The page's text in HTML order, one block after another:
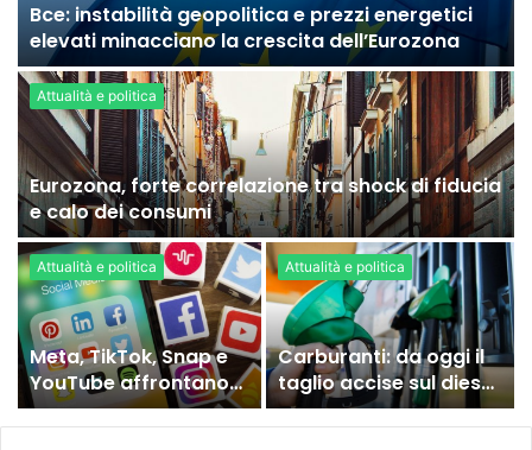
Bce: instabilità geopolitica e prezzi energetici
elevati minacciano la crescita dell’Eurozona
Attualità e politica
Eurozona, forte correlazione tra shock di fiducia
e calo dei consumi
Attualità e politica
Meta, TikTok, Snap e
YouTube affrontano
una nuova causa
legale negli Stati Uniti
Attualità e politica
Carburanti: da oggi il
taglio accise sul diesel,
ecco cosa sta
succedendo